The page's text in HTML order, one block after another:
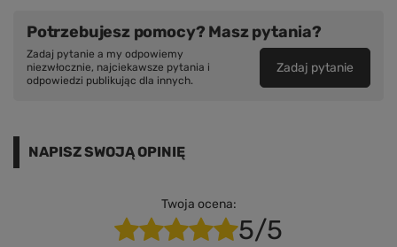
Potrzebujesz pomocy? Masz pytania?
Zadaj pytanie a my odpowiemy
niezwłocznie, najciekawsze pytania i
odpowiedzi publikując dla innych.
Zadaj pytanie
NAPISZ SWOJĄ OPINIĘ
Twoja ocena:
5/5